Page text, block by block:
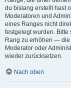
du bislang erstellt hast
Moderatoren und
eines Ranges nicht
festgelegt wurden.
Rang zu erhöhen — die
Moderator oder
wieder zurücksetzen.
Nach oben